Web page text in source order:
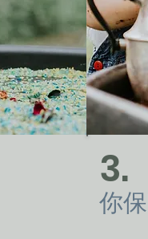
3.
你